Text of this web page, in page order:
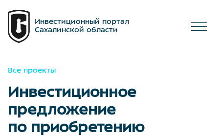
Инвестиционный портал
Сахалинской области
Все проекты
Инвестиционное
предложение
по приобретению